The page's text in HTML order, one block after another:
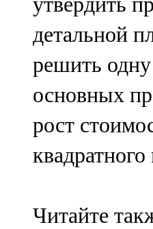
детальной
решить
основных
рост
квадратного
Читайте